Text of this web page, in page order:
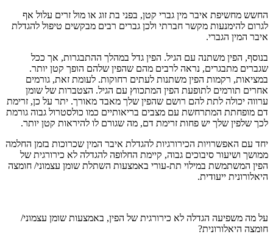
החשש מחשיפת איבר מין גברי קטן, בפני בת זוג או מול זרים עלול אף
לגרום להימנעות מקשר חברתי ולכן גברים רבים מבקשים טיפול להגדלת
איבר המין הגברי.
בנוסף, הפין משתנה עם הגיל. הפין גדל במהלך ההתבגרות, אך ככל
שגברים מתבגרים, נראה לרבים מהם שהפין שלהם הופך קטן יותר.
במציאות, רקמות הפין משתנות לעתים רחוקות. לעומת זאת, גורמים
אחרים תורמים לתופעת הפין המתכווץ עם הגיל. הצטברות של שומן
ערווה יכולה לתת להם רושם שהפין שלך מאבד מאורך. יתר על כן, זרימת
דם מופחתת המתרחשת עם מצבים בריאותיים כמו כולסטרול גבוה גורמת
לכך שלפין שלך יש פחות זרימת דם, מה שגורם לו להיראות קטן יותר.
יחד עם האפשרויות הכירורגיות להגדלת איבר המין שכרוכות בזמן החלמה
ממושך ושיעור סיבוכים גבוה, קיימת החלופה להגדלה לא כירורגית של
הפין המשתמשת במילוי תת-עורי באמצעות השתלת שומן עצמוני/ חומצה
היאלורונית ייעודית.
על מה משפיעה הגדלה לא כירורגית של הפין, באמצעות שומן עצמוני/
חומצה היאלורונית?